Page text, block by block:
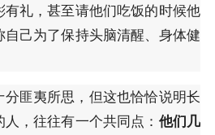
礼，甚至请他们吃饭的时候他
己为了保持头脑清醒、身体健
匪夷所思，但这也恰恰说明长
，往往有一个共同点： 他们几